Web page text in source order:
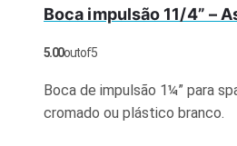
Boca impulsão 11/4” –
5.00out of 5
Boca de impulsão 1¼” para
cromado ou plástico branco.